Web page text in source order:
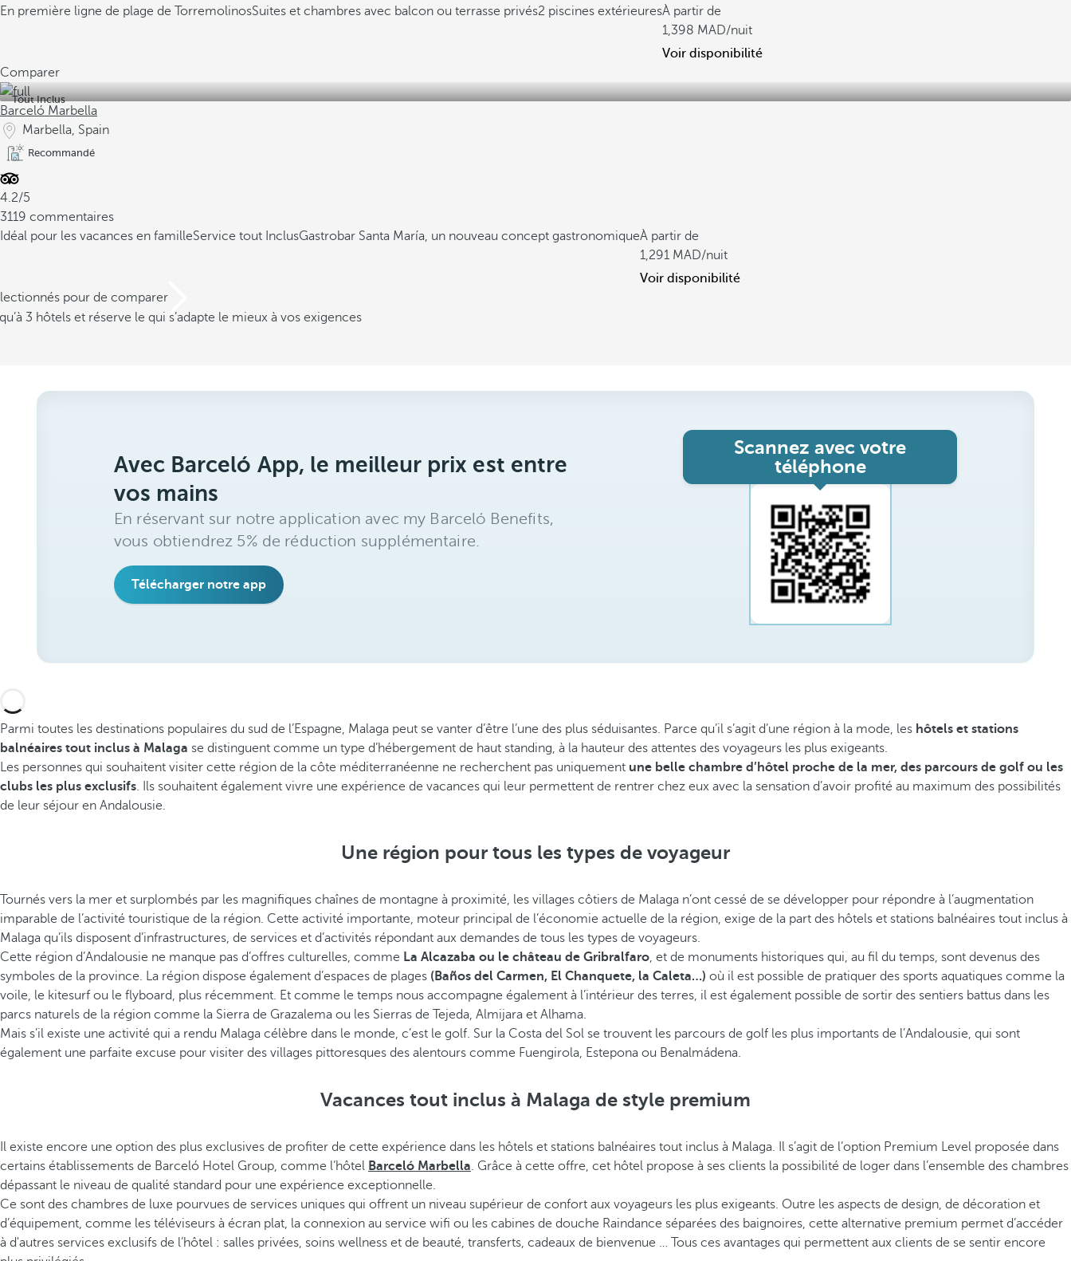
En première ligne de plage de TorremolinosSuites et chambres avec balcon ou terrasse privés2 piscines extérieuresÀ partir de
1,398
/nuit
Voir disponibilité
Comparer
Tout Inclus
Barceló Marbella
Marbella, Spain
Recommandé
4.2/5
3119 commentaires
Idéal pour les vacances en familleService tout InclusGastrobar Santa María, un nouveau concept gastronomiqueÀ partir de
1,291
/nuit
Voir disponibilité
pour de comparer
3 hôtels et réserve le qui s’adapte le mieux à vos exigences
Avec Barceló App, le meilleur prix est entre
vos mains
En réservant sur notre application avec my Barceló Benefits,
vous obtiendrez 5% de réduction supplémentaire.
Télécharger notre app
Scannez avec votre
téléphone
Parmi toutes les destinations populaires du sud de l’Espagne, Malaga peut se vanter d’être l’une des plus séduisantes. Parce qu’il s’agit d’une région à la mode, les hôtels et stations
balnéaires tout inclus à Malaga se distinguent comme un type d’hébergement de haut standing, à la hauteur des attentes des voyageurs les plus exigeants.
Les personnes qui souhaitent visiter cette région de la côte méditerranéenne ne recherchent pas uniquement une belle chambre d’hôtel proche de la mer, des parcours de golf ou les
clubs les plus exclusifs. Ils souhaitent également vivre une expérience de vacances qui leur permettent de rentrer chez eux avec la sensation d’avoir profité au maximum des possibilités
de leur séjour en Andalousie.
Une région pour tous les types de voyageur
Tournés vers la mer et surplombés par les magnifiques chaînes de montagne à proximité, les villages côtiers de Malaga n’ont cessé de se développer pour répondre à l’augmentation
imparable de l’activité touristique de la région. Cette activité importante, moteur principal de l’économie actuelle de la région, exige de la part des hôtels et stations balnéaires tout inclus à
Malaga qu’ils disposent d’infrastructures, de services et d’activités répondant aux demandes de tous les types de voyageurs.
Cette région d’Andalousie ne manque pas d’offres culturelles, comme La Alcazaba ou le château de Gribralfaro, et de monuments historiques qui, au fil du temps, sont devenus des
symboles de la province. La région dispose également d’espaces de plages (Baños del Carmen, El Chanquete, la Caleta…) où il est possible de pratiquer des sports aquatiques comme la
voile, le kitesurf ou le flyboard, plus récemment. Et comme le temps nous accompagne également à l’intérieur des terres, il est également possible de sortir des sentiers battus dans les
parcs naturels de la région comme la Sierra de Grazalema ou les Sierras de Tejeda, Almijara et Alhama.
Mais s’il existe une activité qui a rendu Malaga célèbre dans le monde, c’est le golf. Sur la Costa del Sol se trouvent les parcours de golf les plus importants de l’Andalousie, qui sont
également une parfaite excuse pour visiter des villages pittoresques des alentours comme Fuengirola, Estepona ou Benalmádena.
Vacances tout inclus à Malaga de style premium
Il existe encore une option des plus exclusives de profiter de cette expérience dans les hôtels et stations balnéaires tout inclus à Malaga. Il s’agit de l’option Premium Level proposée dans
certains établissements de Barceló Hotel Group, comme l’hôtel Barceló Marbella. Grâce à cette offre, cet hôtel propose à ses clients la possibilité de loger dans l’ensemble des chambres
dépassant le niveau de qualité standard pour une expérience exceptionnelle.
Ce sont des chambres de luxe pourvues de services uniques qui offrent un niveau supérieur de confort aux voyageurs les plus exigeants. Outre les aspects de design, de décoration et
d’équipement, comme les téléviseurs à écran plat, la connexion au service wifi ou les cabines de douche Raindance séparées des baignoires, cette alternative premium permet d’accéder
à d'autres services exclusifs de l’hôtel : salles privées, soins wellness et de beauté, transferts, cadeaux de bienvenue … Tous ces avantages qui permettent aux clients de se sentir encore